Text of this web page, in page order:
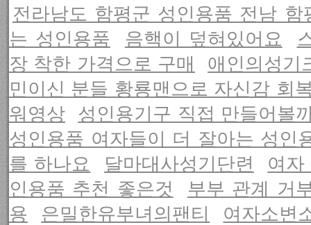
전라남도 함평군 성인용품 전남 함
는 성인용품
음핵이 덮혀있어요
장 착한 가격으로 구매
애인의성기
민이신 분들 황룡맨으로 자신감 회
워영상
성인용기구 직접 만들어볼
성인용품 여자들이 더 잘아는 성인
를 하나요
달마대사성기단련
여
인용품 추천 좋은것
부부 관계 거
용
은밀한유부녀의팬티
여자소변